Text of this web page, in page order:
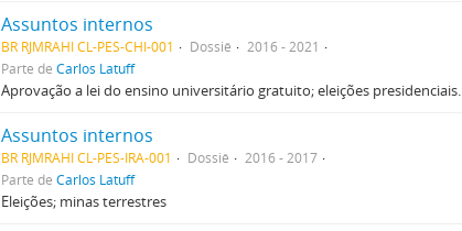
Assuntos internos
BR RJMRAHI CL-PES-CHI-001 Dossiê
2016 - 2021
Parte de Carlos Latuff
Aprovação a lei do ensino universitário gratuito; eleições presidenciais.
Assuntos internos
BR RJMRAHI CL-PES-IRA-001 Dossiê
2016 - 2017
Parte de Carlos Latuff
Eleições; minas terrestres